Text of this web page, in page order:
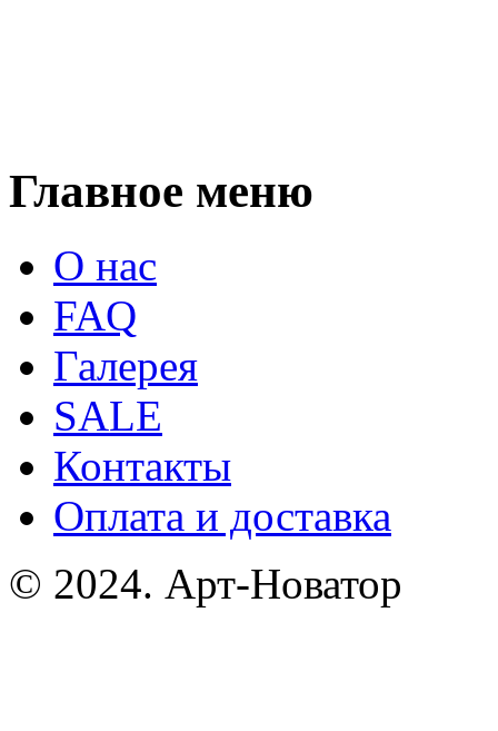
Главное меню
О нас
FAQ
Галерея
SALE
Контакты
Оплата и доставка
© 2024. Арт-Новатор